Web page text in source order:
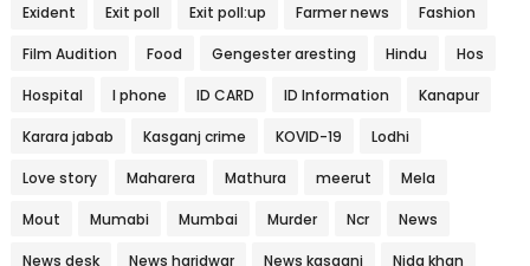
Exident Exit poll Exit poll:up Farmer news Fashion
Film Audition Food Gengester aresting Hindu Hos
Hospital I phone ID CARD ID Information Kanapur
Karara jabab Kasganj crime KOVID-19 Lodhi
Love story Maharera Mathura meerut Mela
Mout Mumabi Mumbai Murder Ncr News
News desk News haridwar News kasganj Nida khan